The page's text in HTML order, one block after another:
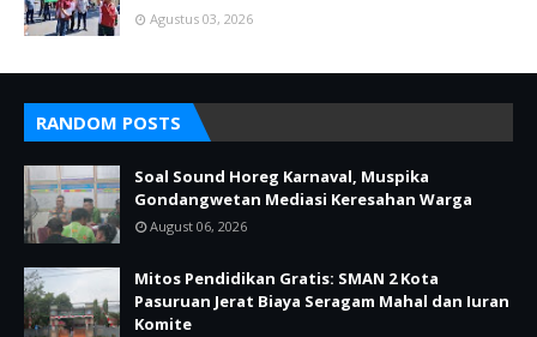
Agustus 03, 2026
RANDOM POSTS
Soal Sound Horeg Karnaval, Muspika
Gondangwetan Mediasi Keresahan Warga
August 06, 2026
Mitos Pendidikan Gratis: SMAN 2 Kota
Pasuruan Jerat Biaya Seragam Mahal dan Iuran
Komite